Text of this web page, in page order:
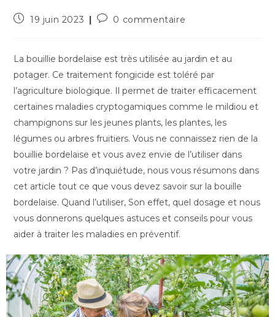
Publication
19 juin 2023
Commentaires
publication :
0 commentaire
La bouillie bordelaise est très utilisée au jardin et au
potager. Ce traitement fongicide est toléré par
l’agriculture biologique. Il permet de traiter efficacement
certaines maladies cryptogamiques comme le mildiou et
champignons sur les jeunes plants, les plantes, les
légumes ou arbres fruitiers. Vous ne connaissez rien de la
bouillie bordelaise et vous avez envie de l’utiliser dans
votre jardin ? Pas d’inquiétude, nous vous résumons dans
cet article tout ce que vous devez savoir sur la bouille
bordelaise. Quand l’utiliser, Son effet, quel dosage et nous
vous donnerons quelques astuces et conseils pour vous
aider à traiter les maladies en préventif.